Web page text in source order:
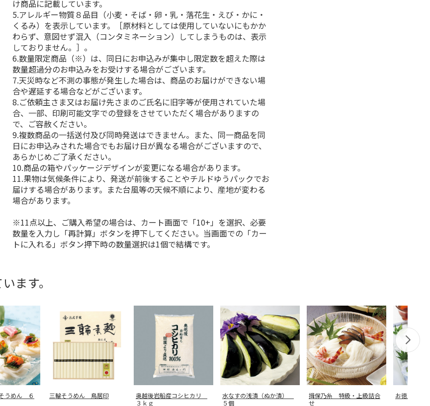
け商品に記載しています。
5.アレルギー物質８品目（小麦・そば・卵・乳・落花生・えび・かに・
くるみ）を表示しています。［原材料としては使用していないにもかか
わらず、意図せず混入（コンタミネーション）してしまうものは、表示
しておりません。］。
6.数量限定商品（※）は、同日にお申込みが集中し限定数を超えた際は
数量超過分のお申込みをお受けする場合がございます。
7.天災時など不測の事態が発生した場合は、商品のお届けができない場
合や遅延する場合などがございます。
8.ご依頼主さま又はお届け先さまのご氏名に旧字等が使用されていた場
合、一部、印刷可能文字での登録をさせていただく場合がありますの
で、ご容赦ください。
9.複数商品の一括送付及び同時発送はできません。また、同一商品を同
日にお申込みされた場合でもお届け日が異なる場合がございますので、
あらかじめご了承ください。
10.商品の箱やパッケージデザインが変更になる場合があります。
11.果物は気候条件により、発送が前後することやチルドゆうパックでお
届けする場合があります。また台風等の天候不順により、産地が変わる
場合があります。
※11点以上、ご購入希望の場合は、カート画面で「10+」を選択、必要
数量を入力し「再計算」ボタンを押下してください。当画面での「カー
トに入れる」ボタン押下時の数量選択は1個で結構です。
ます。
うめん ６
三輪そうめん 鳥居印
奥越後岩船産コシヒカリ
３ｋｇ
水なすの浅漬（ぬか漬）
５個
揖保乃糸 特級・上級詰合
せ
お徳用 夏